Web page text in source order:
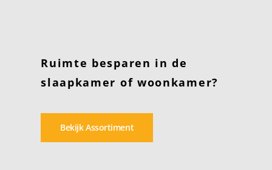
Ruimte besparen in de
slaapkamer of woonkamer?
Bekijk Assortiment